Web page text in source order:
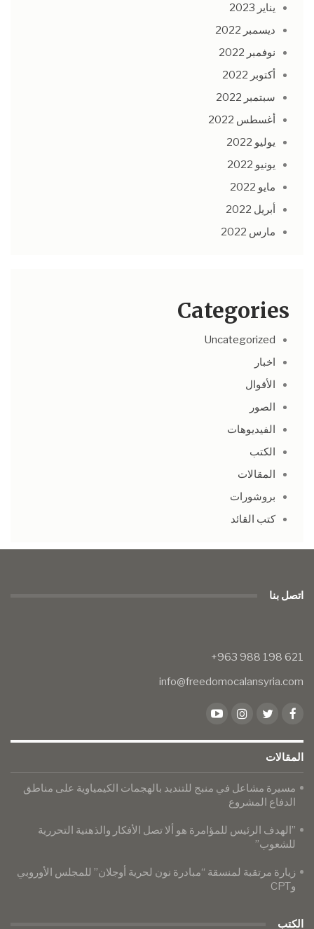
يناير 2023
ديسمبر 2022
نوفمبر 2022
أكتوبر 2022
سبتمبر 2022
أغسطس 2022
يوليو 2022
يونيو 2022
مايو 2022
أبريل 2022
مارس 2022
Categories
Uncategorized
اخبار
الأقوال
الصور
الفيديوهات
الكتب
المقالات
بروشورات
كتب القائد
اتصل بنا
info@freedomocalansyria.com
المقالات
مسيرة مشاعل في منبج للتنديد بالهجمات الكيمياوية على مناطق
الدفاع المشروع
​​​​​​​​​​​​​​”الهدف الرئيس للمؤامرة هو ألا تصل الأفكار والذهنية التحررية
للشعوب”
​​​​​​​زيارة مرتقبة لمنسقة “مبادرة نون لحرية أوجلان” للمجلس الأوروبي
وCPT
الكتب